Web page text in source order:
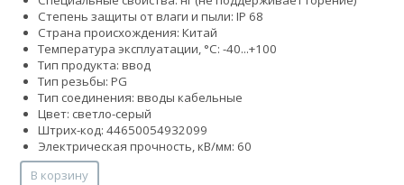
Степень защиты от влаги и пыли: IP 68
Страна происхождения: Китай
Температура эксплуатации, °С: -40...+100
Тип продукта: ввод
Тип резьбы: PG
Тип соединения: вводы кабельные
Цвет: светло-серый
Штрих-код: 44650054932099
Электрическая прочность, кВ/мм: 60
В корзину